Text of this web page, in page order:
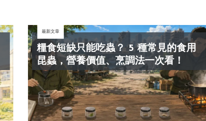
糧食短缺只能吃蟲？ 5 種常見的食用
昆蟲，營養價值、烹調法一次看！
最新文章